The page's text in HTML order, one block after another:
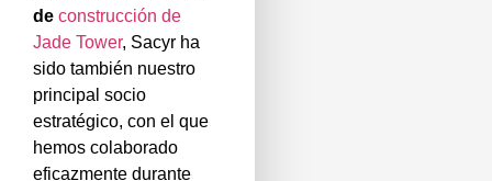
de construcción de
Jade Tower, Sacyr ha
sido también nuestro
principal socio
estratégico, con el que
hemos colaborado
eficazmente durante